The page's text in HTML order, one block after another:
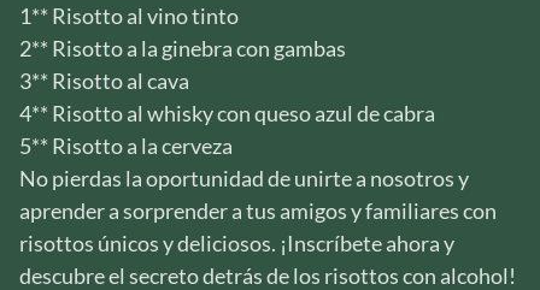
1** Risotto al vino tinto
2** Risotto a la ginebra con gambas
3** Risotto al cava
4** Risotto al whisky con queso azul de cabra
5** Risotto a la cerveza
No pierdas la oportunidad de unirte a nosotros y
aprender a sorprender a tus amigos y familiares con
risottos únicos y deliciosos. ¡Inscríbete ahora y
descubre el secreto detrás de los risottos con alcohol!